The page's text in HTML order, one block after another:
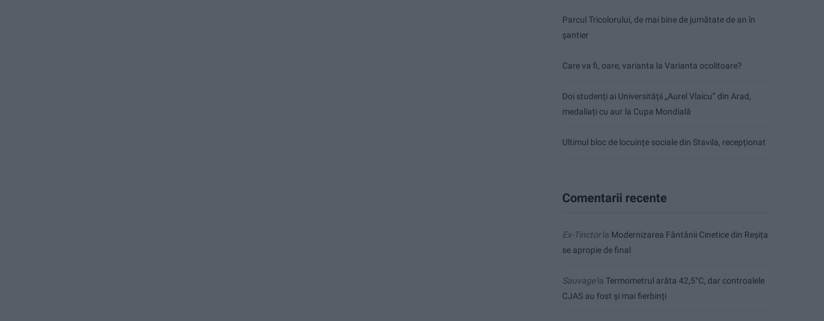
Parcul Tricolorului, de mai bine de jumătate de an în
șantier
Care va fi, oare, varianta la Varianta ocolitoare?
Doi studenți ai Universității „Aurel Vlaicu” din Arad,
medaliați cu aur la Cupa Mondială
Ultimul bloc de locuințe sociale din Stavila, recepționat
Comentarii recente
Ex-Tinctorla Modernizarea Fântânii Cinetice din Reșița
se apropie de final
Sauvagela Termometrul arăta 42,5°C, dar controalele
CJAS au fost și mai fierbinți